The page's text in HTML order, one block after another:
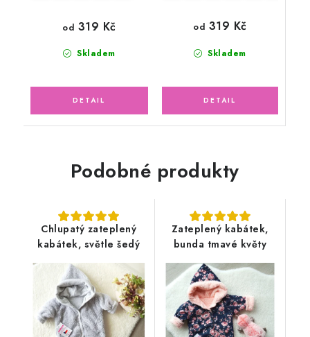
Skladem
od 319 Kč
Skladem
od 319 Kč
Podobné produkty
Chlupatý zateplený
kabátek, světle šedý
Zateplený kabátek,
bunda tmavé květy